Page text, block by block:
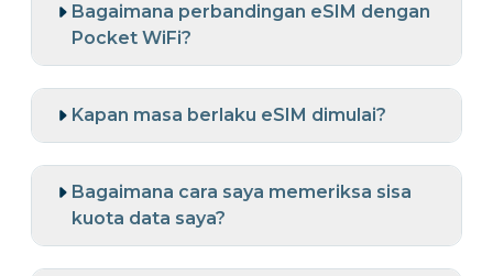
Bagaimana perbandingan eSIM dengan
Pocket WiFi?
Kapan masa berlaku eSIM dimulai?
Bagaimana cara saya memeriksa sisa
kuota data saya?